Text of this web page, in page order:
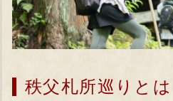
秩父札所巡りとは